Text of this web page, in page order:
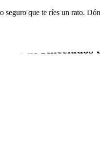
que te ríes un rato.
de Kncelados